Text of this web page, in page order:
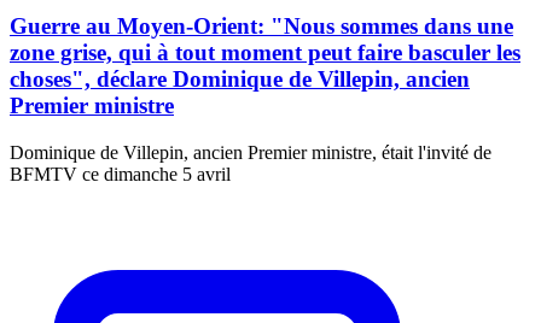
Guerre au Moyen-Orient: "Nous sommes dans une
zone grise, qui à tout moment peut faire basculer les
choses", déclare Dominique de Villepin, ancien
Premier ministre
Dominique de Villepin, ancien Premier ministre, était l'invité de
BFMTV ce dimanche 5 avril